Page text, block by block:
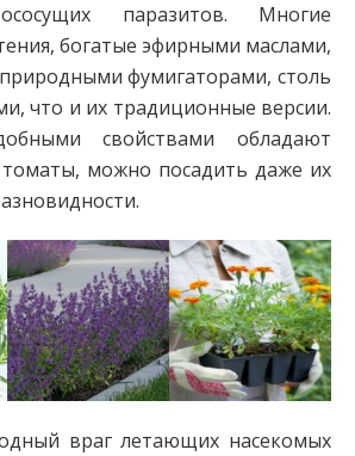
паразитов. Многие
богатые эфирными маслами,
фумигаторами, столь
что и их традиционные версии.
свойствами обладают
можно посадить даже их
враг летающих насекомых